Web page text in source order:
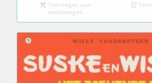
Toevoegen aan
winkelwagen